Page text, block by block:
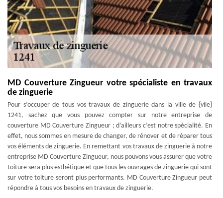
MD Couverture Zingueur votre spécialiste en travaux
de zinguerie
Pour s’occuper de tous vos travaux de zinguerie dans la ville de {vile}
1241, sachez que vous pouvez compter sur notre entreprise de
couverture MD Couverture Zingueur ; d’ailleurs c’est notre spécialité. En
effet, nous sommes en mesure de changer, de rénover et de réparer tous
vos éléments de zinguerie. En remettant vos travaux de zinguerie à notre
entreprise MD Couverture Zingueur, nous pouvons vous assurer que votre
toiture sera plus esthétique et que tous les ouvrages de zinguerie qui sont
sur votre toiture seront plus performants. MD Couverture Zingueur peut
répondre à tous vos besoins en travaux de zinguerie.